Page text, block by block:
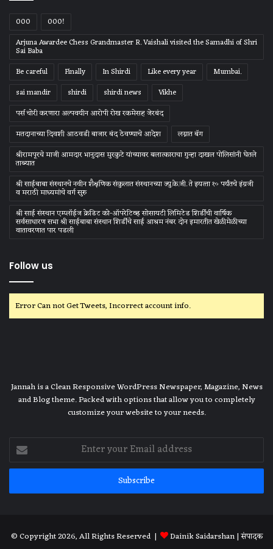
000
000!
Arjuna Awardee Chess Grandmaster R. Vaishali visited the Samadhi of Shri
Sai Baba
Be careful
Finally In Shirdi Like every year
Mumbai.
sai mandir
shirdi shirdi news
Vikhe
पर्स चोरी करणारा अल्पवयीन आरोपी रोख रकमेसह जेरबंद
मतदानाच्या दिवशी आठवडी बाजार बंद ठेवण्याचे आदेश
लग्नात बॅग
श्रीरामपूरचे माजी आमदार भानुदास मुरकुटे यांच्यावर बलात्काराचा गुन्हा दाखल पोलिसांनी घेतले
ताब्यात
श्री साईबाबा संस्‍थानचे नवीन शैक्षणिक संकुलात संस्‍थानच्‍या ज्‍यु.के.जी. ते इयत्‍ता १० पर्यंतचे इंग्रजी
व मराठी माध्‍यमांचे वर्ग सुरु
श्री साई संस्थान एम्प्लॉईज क्रेडिट को-ऑपरेटिव्ह सोसायटी लिमिटेड शिर्डीची वार्षिक
सर्वसाधारण सभा श्री साईबाबा संस्थान शिर्डीचे साई आश्रम नंबर दोन इमारतीत खेळीमेळीच्या
वातावरणात पार पडली
Follow us
Error Can not Get Tweets, Incorrect account info.
Jannah is a Clean Responsive WordPress Newspaper, Magazine, News
and Blog theme. Packed with options that allow you to completely
customize your website to your needs.
Enter
your
Email
© Copyright 2026, All Rights Reserved | Dainik Saidarshan| संपादक